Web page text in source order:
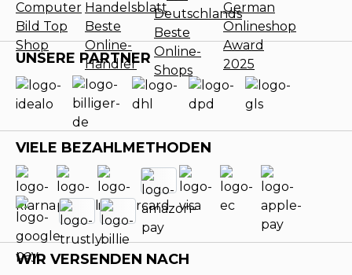
UNSERE PARTNER
VIELE BEZAHLMETHODEN
WIR VERSENDEN NACH